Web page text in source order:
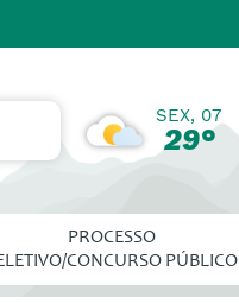
SEX, 07
29°
PROCESSO
CONCURSO PÚBLICO